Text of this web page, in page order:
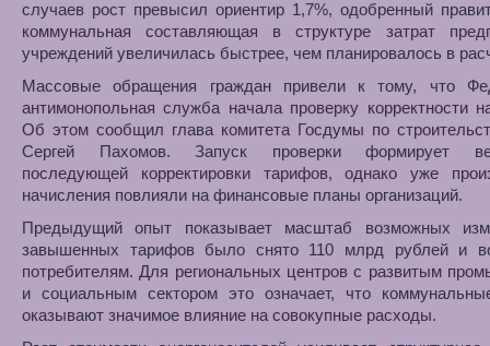
случаев рост превысил ориентир 1,7%, одобренный
коммунальная составляющая в структуре затрат
учреждений увеличилась быстрее, чем планировалось в
Массовые обращения граждан привели к тому, что
антимонопольная служба начала проверку корректности
Об этом сообщил глава комитета Госдумы по
Сергей Пахомов. Запуск проверки формирует
последующей корректировки тарифов, однако уже
начисления повлияли на финансовые планы организаций.
Предыдущий опыт показывает масштаб возможных
завышенных тарифов было снято 110 млрд рублей и
потребителям. Для региональных центров с развитым
и социальным сектором это означает, что
оказывают значимое влияние на совокупные расходы.